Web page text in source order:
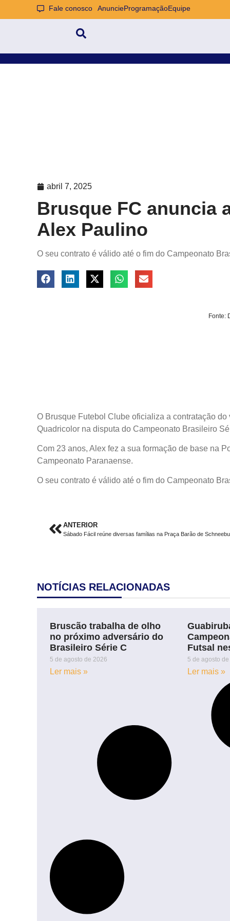
Fale conosco AnuncieProgramaçãoEquipe
abril 7, 2025
Brusque FC anuncia
Alex Paulino
O seu contrato é válido até o fim do Campeonato
Fonte:
O Brusque Futebol Clube oficializa a contratação
Quadricolor na disputa do Campeonato Brasileiro
Com 23 anos, Alex fez a sua formação de base na
Campeonato Paranaense.
O seu contrato é válido até o fim do Campeonato
ANTERIOR
Sábado Fácil reúne diversas famílias na Praça Barão de
NOTÍCIAS RELACIONADAS
Bruscão trabalha de olho
no próximo adversário do
Brasileiro Série C
5 de agosto de 2026
Ler mais »
Futsal
5 de agosto
Ler mais »